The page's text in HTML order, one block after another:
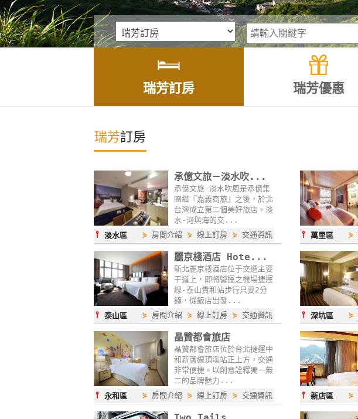
瑞芳訂房 瑞芳優惠
瑞芳訂房
承億文旅－淡水吹...
承億文旅-淡水吹風是承億集
團繼『嘉義商旅』之後，於北
台灣成立第二個美好旅店。淡
水-河與海的交...
⫯淡水區 ⋟ 房間介紹 ⋟線上訂房 ⋟ 交通資訊 ⫯ 萬里區 ⋟
麗京棧酒店 Hote...
新北麗京棧酒店位于交通主要
干道上，即將營運之機場捷運
線-泰山貴和站步行只要2分
鐘，從飯店出發...
⫯泰山區 ⋟ 房間介紹 ⋟線上訂房 ⋟ 交通資訊 ⫯ 深坑區 ⋟
晶贊都會旅店
晶贊都會旅店位於台北捷運中
和新蘆線頂溪站正上方，交通
非常便捷。以創意詮釋獨一無
二的品牌魅力...
⫯永和區 ⋟ 房間介紹 ⋟線上訂房 ⋟ 交通資訊 ⫯ 新店區 ⋟